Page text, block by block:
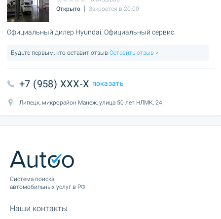
Открыто
Закроется в 20:00
Официальный дилер Hyundai. Официальный сервис.
Будьте первым, кто оставит отзыв Оставить отзыв >
+7 (958) XXX-X показать
Липецк, микрорайон Манеж, улица 50 лет НЛМК, 24
Cистема поиска
автомобильных услуг в РФ
Наши контакты